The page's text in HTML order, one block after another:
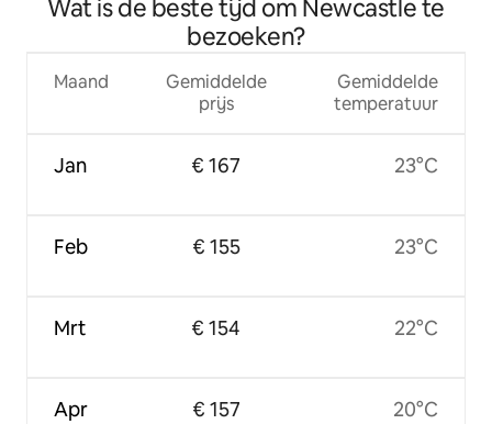
Wat is de beste tijd om Newcastle te
bezoeken?
Maand
Jan
Feb
Mrt
Apr
Gemiddelde
prijs
€ 167
€ 155
€ 154
€ 157
Gemiddelde
temperatuur
23°C
23°C
22°C
20°C